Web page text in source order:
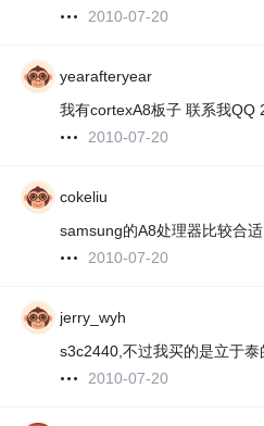
2010-07-20
yearafteryear
我有cortexA8板子 联系我QQ
2010-07-20
cokeliu
samsung的A8处理器比较合适
2010-07-20
jerry_wyh
s3c2440,不过我买的是立于
2010-07-20